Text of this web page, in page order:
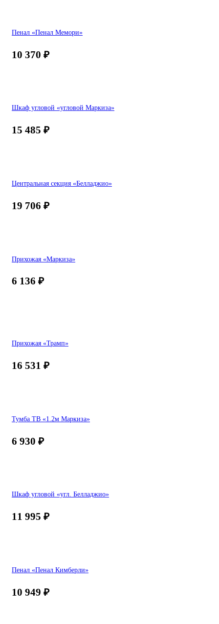
Пенал «Пенал Мемори»
10 370 ₽
Шкаф угловой «угловой Маркиза»
15 485 ₽
Центральная секция «Белладжио»
19 706 ₽
Прихожая «Маркиза»
6 136 ₽
Прихожая «Трамп»
16 531 ₽
Тумба ТВ «1.2м Маркиза»
6 930 ₽
Шкаф угловой «угл. Белладжио»
11 995 ₽
Пенал «Пенал Кимберли»
10 949 ₽